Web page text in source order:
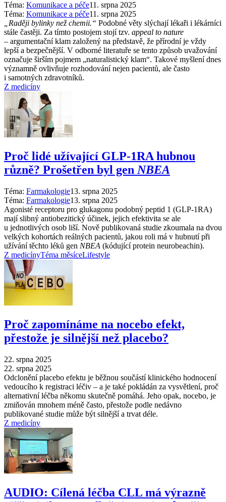
Téma: Komunikace a péče11. srpna 2025
Téma: Komunikace a péče11. srpna 2025
„Raději bylinky než chemii.“ Podobné věty slýchají lékaři i lékárníci
stále častěji. Za tímto postojem stojí tzv. appeal to nature
–⁠ argumentační klam založený na představě, že přírodní je vždy
lepší a bezpečnější. V odborné literatuře se tento způsob uvažování
označuje širším pojmem „naturalistický klam“. Takové myšlení dnes
významně ovlivňuje rozhodování nejen pacientů, ale často
i samotných zdravotníků.
Z medicíny
Proč lidé užívající GLP-1RA hubnou
různě? Prošetřen byl gen NBEA
Téma: Farmakologie13. srpna 2025
Téma: Farmakologie13. srpna 2025
Agonisté receptoru pro glukagonu podobný peptid 1 (GLP-1RA)
mají slibný antiobezitický účinek, jejich efektivita se ale
u jednotlivých osob liší. Nově publikovaná studie zkoumala na dvou
velkých kohortách reálných pacientů, jakou roli má v hubnutí při
užívání těchto léků gen NBEA (kódující protein neurobeachin).
Z medicínyTéma měsíceLifestyle
Proč zapomínáme na nocebo efekt,
přestože je silnější než placebo?
22. srpna 2025
22. srpna 2025
Odclonění placebo efektu je běžnou součástí klinického hodnocení
vedoucího k registraci léčiv –⁠ a je také pokládán za vysvětlení, proč
alternativní léčba někomu skutečně pomáhá. Jeho opak, nocebo, je
zmiňován mnohem méně často, přestože podle nedávno
publikované studie může být silnější a trvat déle.
Z medicíny
AUDIO: Cílená léčba CLL má výrazně